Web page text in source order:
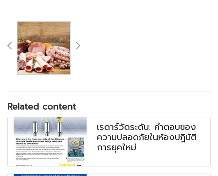
Related content
เรดาร์วัดระดับ: คำตอบของ
ความปลอดภัยในห้องปฏิบัติ
การยุคใหม่